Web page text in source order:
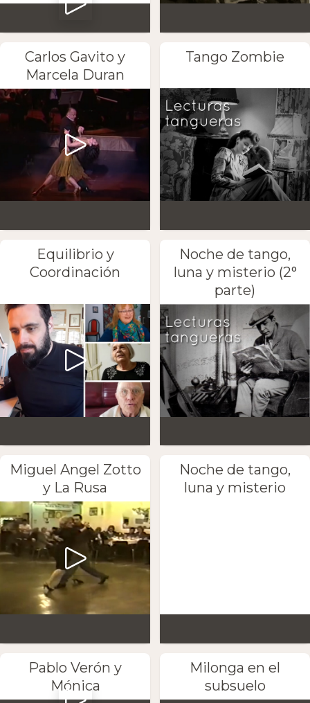
Carlos Gavito y
Marcela Duran
Tango Zombie
Equilibrio y
Coordinación
Noche de tango,
luna y misterio (2°
parte)
Miguel Angel Zotto
y La Rusa
Noche de tango,
luna y misterio
Pablo Verón y
Mónica
Milonga en el
subsuelo